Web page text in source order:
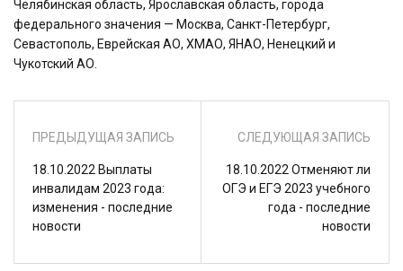
Челябинская область, Ярославская область, города
федерального значения — Москва, Санкт-Петербург,
Севастополь, Еврейская АО, ХМАО, ЯНАО, Ненецкий и
Чукотский АО.
ПРЕДЫДУЩАЯ ЗАПИСЬ
18.10.2022 Выплаты
инвалидам 2023 года:
изменения - последние
новости
СЛЕДУЮЩАЯ ЗАПИСЬ
18.10.2022 Отменяют ли
ОГЭ и ЕГЭ 2023 учебного
года - последние
новости